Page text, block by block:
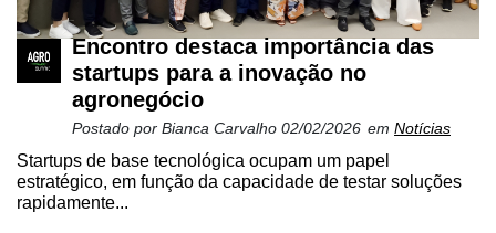
Encontro destaca importância das
startups para a inovação no
agronegócio
Postado por Bianca Carvalho 02/02/2026 em Notícias
Startups de base tecnológica ocupam um papel
estratégico, em função da capacidade de testar soluções
rapidamente...